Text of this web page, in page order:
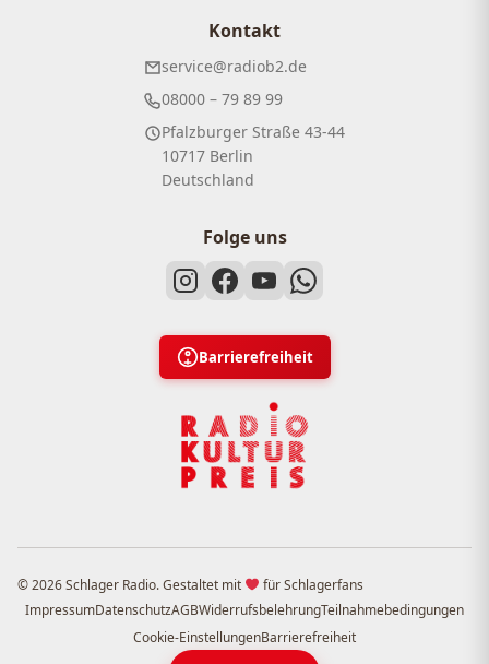
Kontakt
service@radiob2.de
08000 – 79 89 99
Pfalzburger Straße 43-44
10717 Berlin
Deutschland
Folge uns
Barrierefreiheit
© 2026 Schlager Radio. Gestaltet mit
für Schlagerfans
ImpressumDatenschutzAGBWiderrufsbelehrungTeilnahmebedingungen
Cookie-EinstellungenBarrierefreiheit